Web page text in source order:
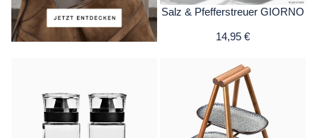
Salz & Pfefferstreuer GIORNO
14,95 €